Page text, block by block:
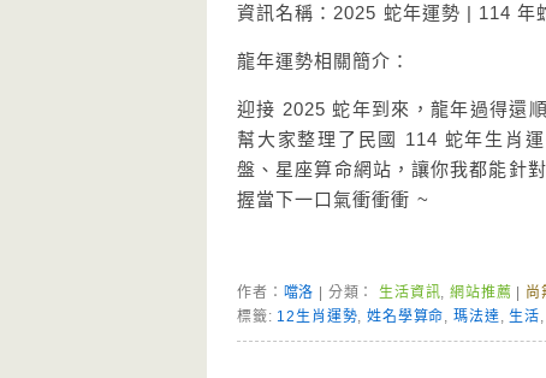
資訊名稱：2025 蛇年運勢 | 114 年
龍年運勢相關簡介：
迎接 2025 蛇年到來，龍年過得還
幫大家整理了民國 114 蛇年生肖
盤、星座算命網站，讓你我都能針
握當下一口氣衝衝衝 ~
作者： 噹洛 | 分類： 生活資訊,網站推薦
尚
標籤: 12生肖運勢,姓名學算命, 瑪法達, 生活,